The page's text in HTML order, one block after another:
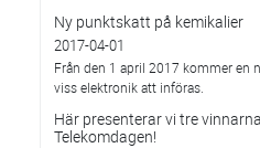
Ny punktskatt på kemikalier
2017-04-01
Från den 1 april 2017 kommer en
viss elektronik att införas.
Här presenterar vi tre
Telekomdagen!